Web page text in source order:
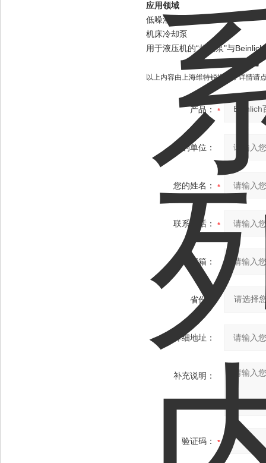
应用领域
低噪液压驱动
机床冷却泵
用于液压机的“超速泵"与
以上内容由上海维特锐提供；详情请
产品：
您的单位：
您的姓名：
联系电话：
常用邮箱：
省份：
详细地址：
补充说明：
验证码：